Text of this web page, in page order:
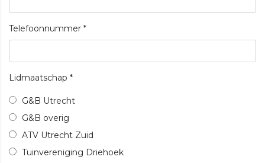
Telefoonnummer *
Lidmaatschap *
G&B Utrecht
G&B overig
ATV Utrecht Zuid
Tuinvereniging Driehoek